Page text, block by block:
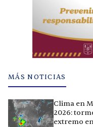
MÁS NOTICIAS
Clima en
2026:
extremo